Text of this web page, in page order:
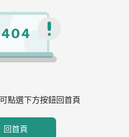
點選下方按鈕回首頁
回首頁